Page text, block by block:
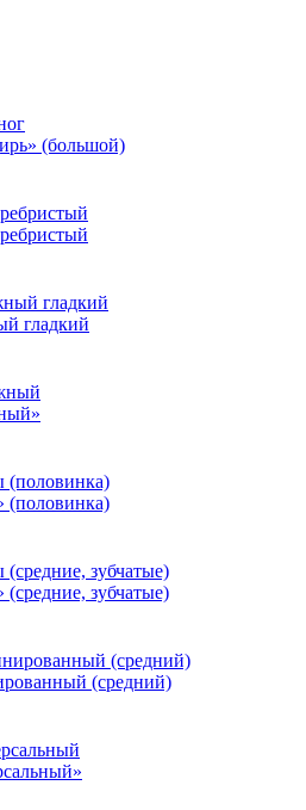
(большой)
гладкий
(половинка)
зубчатые)
(средний)